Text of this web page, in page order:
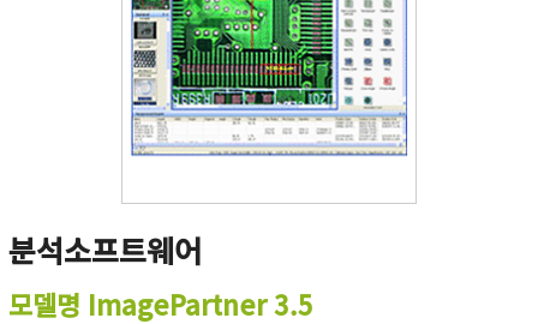
분석소프트웨어
모델명 ImagePartner 3.5